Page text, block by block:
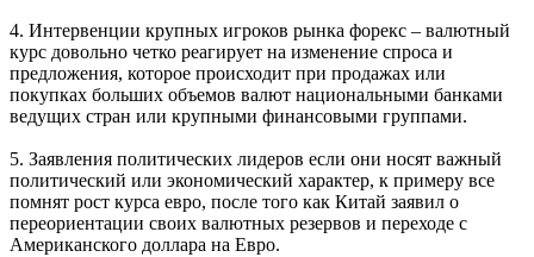
4. Интервенции крупных игроков рынка форекс – валютный
курс довольно четко реагирует на изменение спроса и
предложения, которое происходит при продажах или
покупках больших объемов валют национальными банками
ведущих стран или крупными финансовыми группами.
5. Заявления политических лидеров если они носят важный
политический или экономический характер, к примеру все
помнят рост курса евро, после того как Китай заявил о
переориентации своих валютных резервов и переходе с
Американского доллара на Евро.